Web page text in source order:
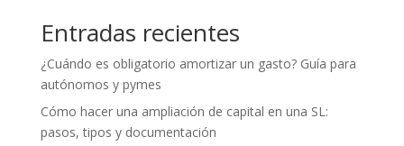
Entradas recientes
¿Cuándo es obligatorio amortizar un gasto? Guía para
autónomos y pymes
Cómo hacer una ampliación de capital en una SL:
pasos, tipos y documentación